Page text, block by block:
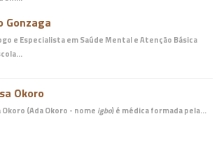
Gonzaga
e Especialista em Saúde Mental e Atenção Básica
Okoro
Okoro (Ada Okoro - nome igbo) é médicaformada pela…